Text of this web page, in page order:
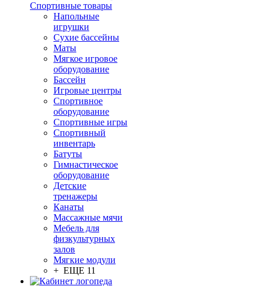
Спортивные товары
Напольные
игрушки
Сухие бассейны
Маты
Мягкое игровое
оборудование
Бассейн
Игровые центры
Спортивное
оборудование
Спортивные игры
Спортивный
инвентарь
Батуты
Гимнастическое
оборудование
Детские
тренажеры
Канаты
Массажные мячи
Мебель для
физкультурных
залов
Мягкие модули
+ ЕЩЕ 11